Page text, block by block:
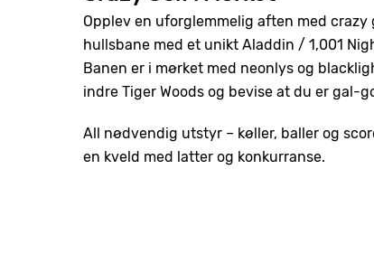
Opplev en uforglemmelig aften med
hullsbane med et unikt Aladdin / 1,001
Banen er i mørket med neonlys og
indre Tiger Woods og bevise at du er gal-
All nødvendig utstyr – køller, baller og
en kveld med latter og konkurranse.